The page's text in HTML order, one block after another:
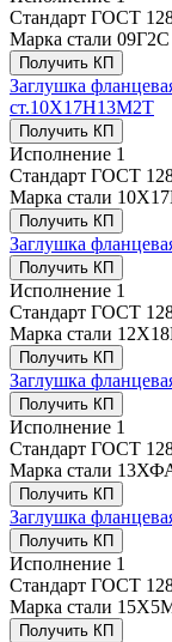
Стандарт ГОСТ
Марка стали 09Г2С
Получить КП
Заглушка
ст.10Х17Н13М2Т
Получить КП
Исполнение 1
Стандарт ГОСТ
Марка стали
Получить КП
Заглушка
Получить КП
Исполнение 1
Стандарт ГОСТ
Марка стали
Получить КП
Заглушка
Получить КП
Исполнение 1
Стандарт ГОСТ
Марка стали
Получить КП
Заглушка
Получить КП
Исполнение 1
Стандарт ГОСТ
Марка стали
Получить КП